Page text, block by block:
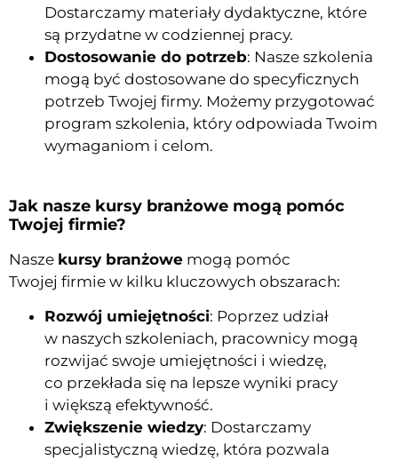
Dostarczamy materiały dydaktyczne, które
są przydatne w codziennej pracy.
Dostosowanie do potrzeb: Nasze szkolenia
mogą być dostosowane do specyficznych
potrzeb Twojej firmy. Możemy przygotować
program szkolenia, który odpowiada Twoim
wymaganiom i celom.
Jak nasze kursy branżowe mogą pomóc
Twojej firmie?
Nasze kursy branżowe mogą pomóc
Twojej firmie w kilku kluczowych obszarach:
Rozwój umiejętności: Poprzez udział
w naszych szkoleniach, pracownicy mogą
rozwijać swoje umiejętności i wiedzę,
co przekłada się na lepsze wyniki pracy
i większą efektywność.
Zwiększenie wiedzy: Dostarczamy
specjalistyczną wiedzę, która pozwala